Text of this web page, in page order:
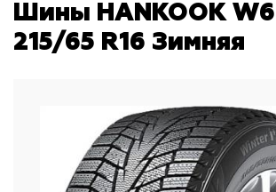
Шины HANKOOK
215/65 R16 Зимняя